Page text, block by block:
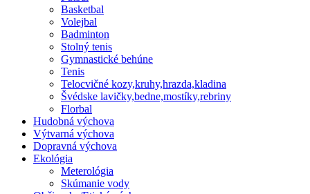
Basketbal
Volejbal
Badminton
Stolný tenis
Gymnastické behúne
Tenis
Telocvičné kozy,kruhy,hrazda,kladina
Švédske lavičky,bedne,mostíky,rebriny
Florbal
Hudobná výchova
Výtvarná výchova
Dopravná výchova
Ekológia
Meterológia
Skúmanie vody